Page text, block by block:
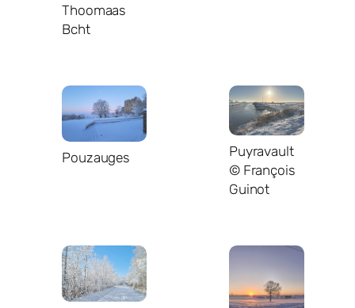
Thoomaas
Bcht
Pouzauges
Puyravault
© François
Guinot